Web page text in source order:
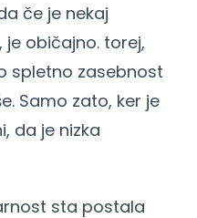
če je nekaj
običajno. torej,
spletno zasebnost
Samo zato, ker je
da je nizka
sta postala